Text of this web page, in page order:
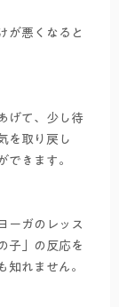
が悪くなると
げて、少し待
を取り戻し
できます。
ーガのレッス
子」の反応を
知れません。